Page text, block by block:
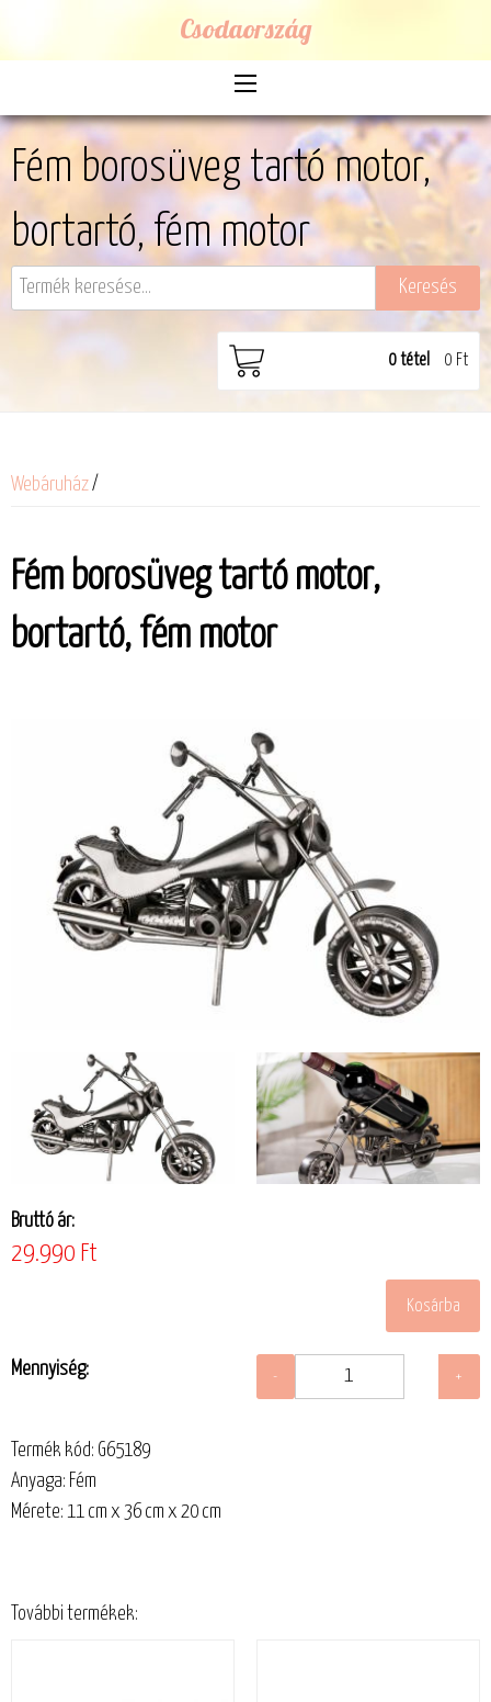
Csodaország
Fém borosüveg tartó motor,
bortartó, fém motor
0tétel 0 Ft
Webáruház/
Fém borosüveg tartó motor,
bortartó, fém motor
Bruttó ár:
29.990 Ft
Mennyiség:
Termék kód: G65189
Anyaga: Fém
Mérete: 11 cm x 36 cm x 20 cm
További termékek: